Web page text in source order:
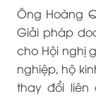
Ông Hoàng
Giải pháp
cho Hội nghị
nghiệp, hộ
thay đổi liên